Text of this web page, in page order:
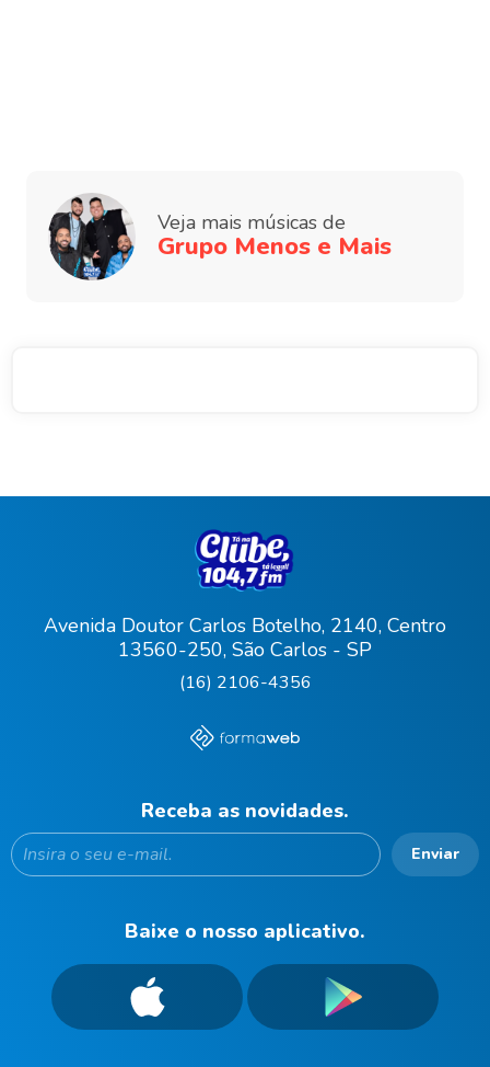
Veja mais músicas de
Grupo Menos e Mais
Avenida Doutor Carlos Botelho, 2140, Centro
13560-250, São Carlos - SP
(16) 2106-4356
Receba as novidades.
Enviar
Baixe o nosso aplicativo.